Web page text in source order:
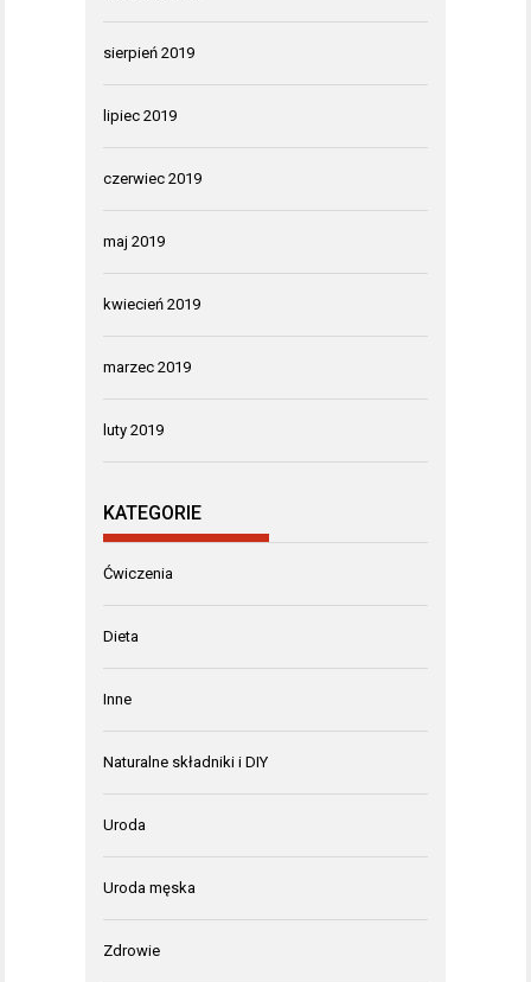
sierpień 2019
lipiec 2019
czerwiec 2019
maj 2019
kwiecień 2019
marzec 2019
luty 2019
KATEGORIE
Ćwiczenia
Dieta
Inne
Naturalne składniki i DIY
Uroda
Uroda męska
Zdrowie